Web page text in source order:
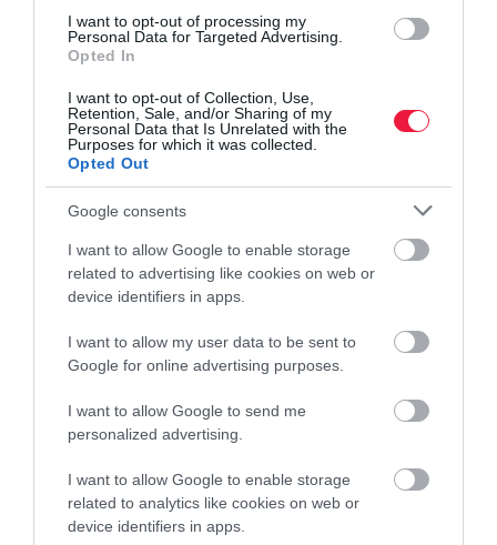
I want to opt-out of processing my
Personal Data for Targeted Advertising.
Opted In
I want to opt-out of Collection, Use,
Retention, Sale, and/or Sharing of my
Personal Data that Is Unrelated with the
Purposes for which it was collected.
Opted Out
Google consents
I want to allow Google to enable storage
related to advertising like cookies on web or
device identifiers in apps.
I want to allow my user data to be sent to
Google for online advertising purposes.
I want to allow Google to send me
personalized advertising.
I want to allow Google to enable storage
related to analytics like cookies on web or
device identifiers in apps.
MUNKA
Ezért nem akar senki sem főnök lenni a Z
generációból
kinevezésre karrierjük csúcspontjaként. Sokuk számára a
kiszámítható munkaidő, a magánélet védelme és a mentális
egyensúly jóval lényegesebb…